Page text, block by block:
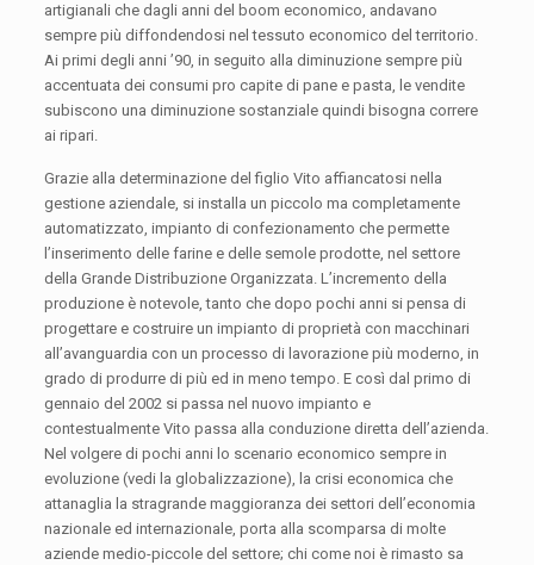
artigianali che dagli anni del boom economico, andavano
sempre più diffondendosi nel tessuto economico del territorio.
Ai primi degli anni ’90, in seguito alla diminuzione sempre più
accentuata dei consumi pro capite di pane e pasta, le vendite
subiscono una diminuzione sostanziale quindi bisogna correre
ai ripari.
Grazie alla determinazione del figlio Vito affiancatosi nella
gestione aziendale, si installa un piccolo ma completamente
automatizzato, impianto di confezionamento che permette
l’inserimento delle farine e delle semole prodotte, nel settore
della Grande Distribuzione Organizzata. L’incremento della
produzione è notevole, tanto che dopo pochi anni si pensa di
progettare e costruire un impianto di proprietà con macchinari
all’avanguardia con un processo di lavorazione più moderno, in
grado di produrre di più ed in meno tempo. E così dal primo di
gennaio del 2002 si passa nel nuovo impianto e
contestualmente Vito passa alla conduzione diretta dell’azienda.
Nel volgere di pochi anni lo scenario economico sempre in
evoluzione (vedi la globalizzazione), la crisi economica che
attanaglia la stragrande maggioranza dei settori dell’economia
nazionale ed internazionale, porta alla scomparsa di molte
aziende medio-piccole del settore; chi come noi è rimasto sa